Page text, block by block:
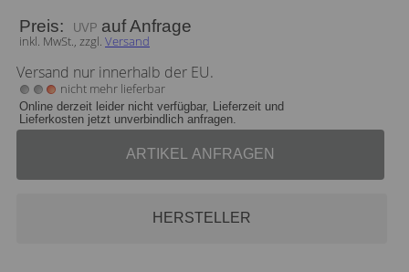
Preis: auf Anfrage
inkl. MwSt., zzgl. Versand
Versand nur innerhalb der EU.
nicht mehr lieferbar
Online derzeit leider nicht verfügbar, Lieferzeit und
Lieferkosten jetzt unverbindlich anfragen.
ARTIKEL ANFRAGEN
HERSTELLER